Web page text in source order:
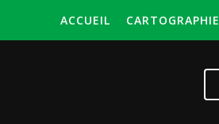
ACCUEIL CARTOGRAPHIE